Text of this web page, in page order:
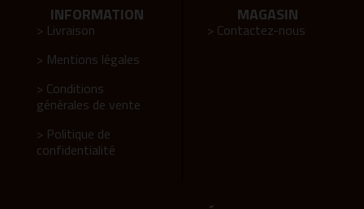
INFORMATION
> Livraison
> Mentions légales
> Conditions
générales de vente
> Politique de
confidentialité
MAGASIN
> Contactez-nous